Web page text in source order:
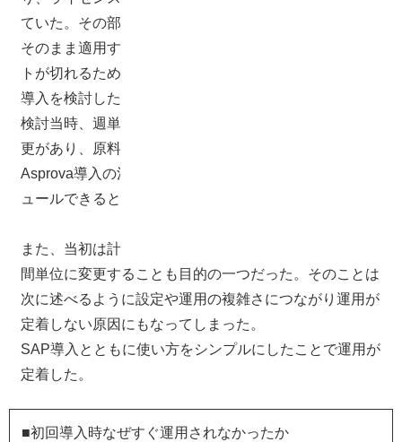
ていた。その部門での仕様には合致していたが他部門に
そのまま適用するのは難しいことと、 2008年にサポー
トが切れるため、そのタイミングで別のスケジューラの
導入を検討した。
検討当時、週単位の計画立案のほか、日単位での計画変
更があり、原料の発注も2，3日単位で変更があった。
Asprova導入の決め手の一つとしては、高速でリスケジ
ュールできるという点も大きかった。
また、当初は計画時間短縮のみでなく日単位の計画を時
間単位に変更することも目的の一つだった。そのことは
次に述べるように設定や運用の複雑さにつながり運用が
定着しない原因にもなってしまった。
SAP導入とともに使い方をシンプルにしたことで運用が
定着した。
■初回導入時なぜすぐ運用されなかったか